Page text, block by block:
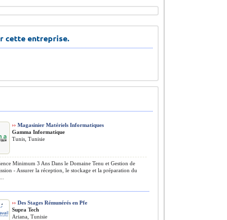
cette entreprise.
›› Magasinier Matériels Informatiques
Gamma Informatique
Tunis, Tunisie
Minimum 3 Ans Dans le Domaine Tenu et Gestion de
- Assurer la réception, le stockage et la préparation du
›› Des Stages Rémunérés en Pfe
Supra Tech
Ariana, Tunisie